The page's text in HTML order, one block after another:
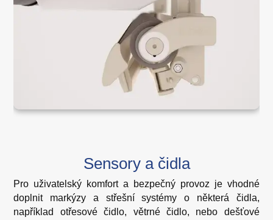
Sensory a čidla
Pro uživatelský komfort a bezpečný provoz je vhodné
doplnit markýzy a střešní systémy o některá čidla,
například otřesové čidlo, větrné čidlo, nebo dešťové